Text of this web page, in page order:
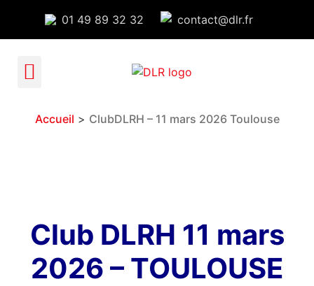
01 49 89 32 32 contact@dlr.fr
Accueil > ClubDLRH – 11 mars 2026 Toulouse
Club DLRH 11 mars
2026 – TOULOUSE